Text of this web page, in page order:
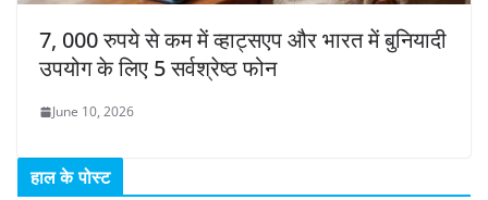
7, 000 रुपये से कम में व्हाट्सएप और भारत में बुनियादी
उपयोग के लिए 5 सर्वश्रेष्ठ फोन
June 10, 2026
हाल के पोस्ट